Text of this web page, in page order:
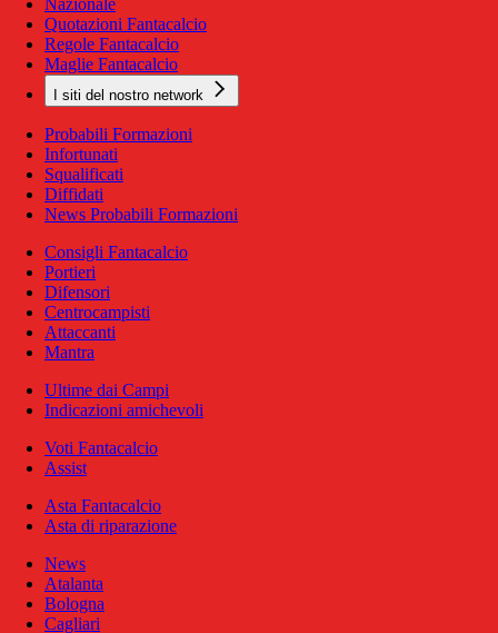
Nazionale
Quotazioni Fantacalcio
Regole Fantacalcio
Maglie Fantacalcio
I siti del nostro network
Probabili Formazioni
Infortunati
Squalificati
Diffidati
News Probabili Formazioni
Consigli Fantacalcio
Portieri
Difensori
Centrocampisti
Attaccanti
Mantra
Ultime dai Campi
Indicazioni amichevoli
Voti Fantacalcio
Assist
Asta Fantacalcio
Asta di riparazione
News
Atalanta
Bologna
Cagliari